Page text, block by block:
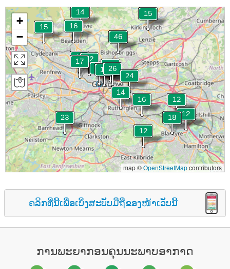
+
−
map ©OpenStreetMapcontributors
ຄລິກທີ່ນີ້ເພື່ອເບິ່ງສະບັບມືຖືຂອງໜ້າເວັບນີ້
ການພະຍາກອນຄຸນນະພາບອາກາດ